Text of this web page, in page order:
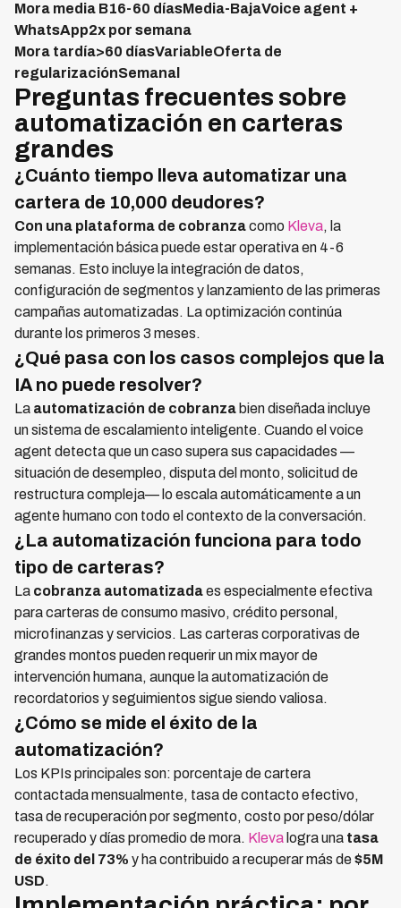
Mora media B16-60 díasMedia-BajaVoice agent +
WhatsApp2x por semana
Mora tardía>60 díasVariableOferta de
regularizaciónSemanal
Preguntas frecuentes sobre
automatización en carteras
grandes
¿Cuánto tiempo lleva automatizar una
cartera de 10,000 deudores?
Con una plataforma de cobranzacomo Kleva, la
implementación básica puede estar operativa en 4-6
semanas. Esto incluye la integración de datos,
configuración de segmentos y lanzamiento de las primeras
campañas automatizadas. La optimización continúa
durante los primeros 3 meses.
¿Qué pasa con los casos complejos que la
IA no puede resolver?
La automatización de cobranza bien diseñada incluye
un sistema de escalamiento inteligente. Cuando el voice
agent detecta que un caso supera sus capacidades —
situación de desempleo, disputa del monto, solicitud de
restructura compleja— lo escala automáticamente a un
agente humano con todo el contexto de la conversación.
¿La automatización funciona para todo
tipo de carteras?
La cobranza automatizadaes especialmente efectiva
para carteras de consumo masivo, crédito personal,
microfinanzas y servicios. Las carteras corporativas de
grandes montos pueden requerir un mix mayor de
intervención humana, aunque la automatización de
recordatorios y seguimientos sigue siendo valiosa.
¿Cómo se mide el éxito de la
automatización?
Los KPIs principales son: porcentaje de cartera
contactada mensualmente, tasa de contacto efectivo,
tasa de recuperación por segmento, costo por peso/dólar
recuperado y días promedio de mora. Kleva logra una tasa
de éxito del 73% y ha contribuido a recuperar más de$5M
USD.